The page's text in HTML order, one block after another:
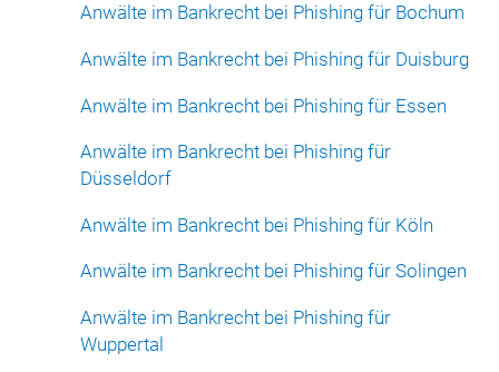
Anwälte im Bankrecht bei Phishing für Bochum
Anwälte im Bankrecht bei Phishing für Duisburg
Anwälte im Bankrecht bei Phishing für Essen
Anwälte im Bankrecht bei Phishing für
Düsseldorf
Anwälte im Bankrecht bei Phishing für Köln
Anwälte im Bankrecht bei Phishing für Solingen
Anwälte im Bankrecht bei Phishing für
Wuppertal